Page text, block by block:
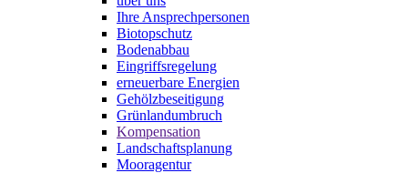
Ihre Ansprechpersonen
Biotopschutz
Bodenabbau
Eingriffsregelung
erneuerbare Energien
Gehölzbeseitigung
Grünlandumbruch
Kompensation
Landschaftsplanung
Mooragentur